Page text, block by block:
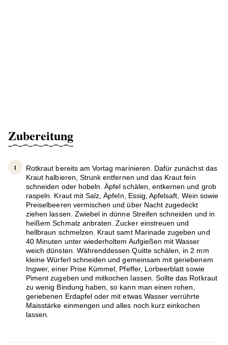
Zubereitung
Rotkraut bereits am Vortag marinieren. Dafür zunächst das
Kraut halbieren, Strunk entfernen und das Kraut fein
schneiden oder hobeln. Äpfel schälen, entkernen und grob
raspeln. Kraut mit Salz, Äpfeln, Essig, Apfelsaft, Wein sowie
Preiselbeeren vermischen und über Nacht zugedeckt
ziehen lassen. Zwiebel in dünne Streifen schneiden und in
heißem Schmalz anbraten. Zucker einstreuen und
hellbraun schmelzen. Kraut samt Marinade zugeben und
40 Minuten unter wiederholtem Aufgießen mit Wasser
weich dünsten. Währenddessen Quitte schälen, in 2 mm
kleine Würferl schneiden und gemeinsam mit geriebenem
Ingwer, einer Prise Kümmel, Pfeffer, Lorbeerblatt sowie
Piment zugeben und mitkochen lassen. Sollte das Rotkraut
zu wenig Bindung haben, so kann man einen rohen,
geriebenen Erdapfel oder mit etwas Wasser verrührte
Maisstärke einmengen und alles noch kurz einkochen
lassen.